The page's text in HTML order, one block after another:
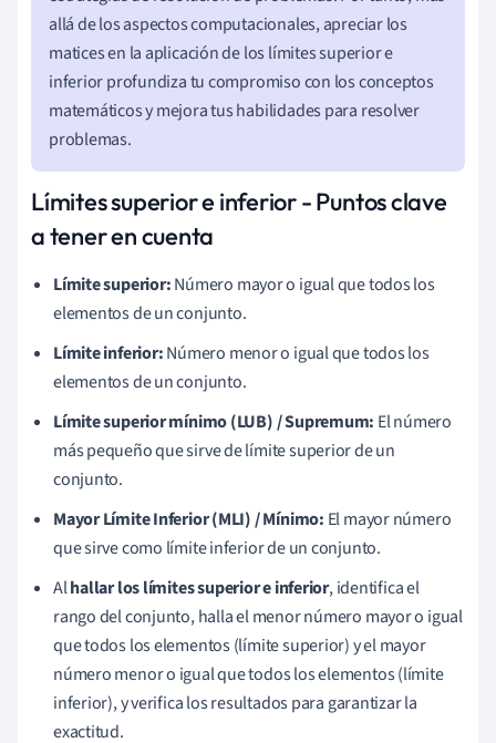
allá de los aspectos computacionales, apreciar los
matices en la aplicación de los límites superior e
inferior profundiza tu compromiso con los conceptos
matemáticos y mejora tus habilidades para resolver
problemas.
Límites superior e inferior - Puntos clave
a tener en cuenta
Límite superior:Número mayor o igual que todos los
elementos de un conjunto.
Límite inferior:Número menor o igual que todos los
elementos de un conjunto.
Límite superior mínimo (LUB) / Supremum: El número
más pequeño que sirve de límite superior de un
conjunto.
Mayor Límite Inferior (MLI) / Mínimo: El mayor número
que sirve como límite inferior de un conjunto.
Alhallar los límites superior e inferior, identifica el
rango del conjunto, halla el menor número mayor o igual
que todos los elementos (límite superior) y el mayor
número menor o igual que todos los elementos (límite
inferior), y verifica los resultados para garantizar la
exactitud.